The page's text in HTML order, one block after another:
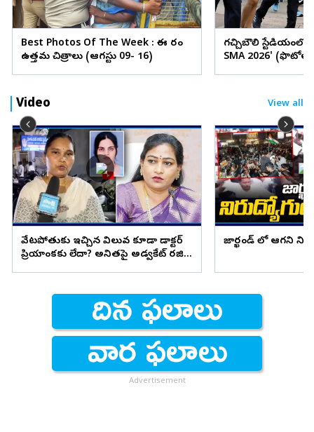
Best Photos Of The Week : ఈ వారం
ఉత్తమ చిత్రాలు (ఆగస్టు 09- 16)
గచ్చిబౌలి స్టేడియంలో
SMA 2026'
Video View all
వేటపోతుకు ఇచ్చిన విలువ కూడా డాక్టర్
ప్రియాంకకు లేదా? అనితపై అడ్వకేట్ రజిని
జార్ఖండ్ లో ఆగని
Advertisement